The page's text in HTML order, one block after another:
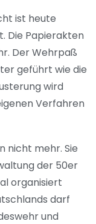
ist heute
Die Papierakten
Der Wehrpaß
geführt wie die
wird
Verfahren
nicht mehr. Sie
der 50er
organisiert
darf
und